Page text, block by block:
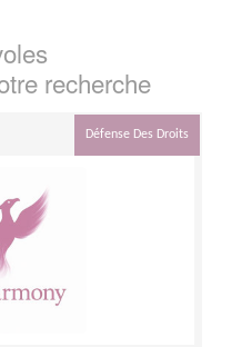
recherche
Défense Des Droits